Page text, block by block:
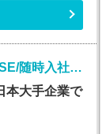
SE（システムエンジニア）(財務会計系SE/随時入社/正社員)
本大手企業で